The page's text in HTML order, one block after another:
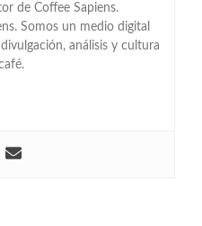
de Coffee Sapiens.
Somos un medio digital
análisis y cultura